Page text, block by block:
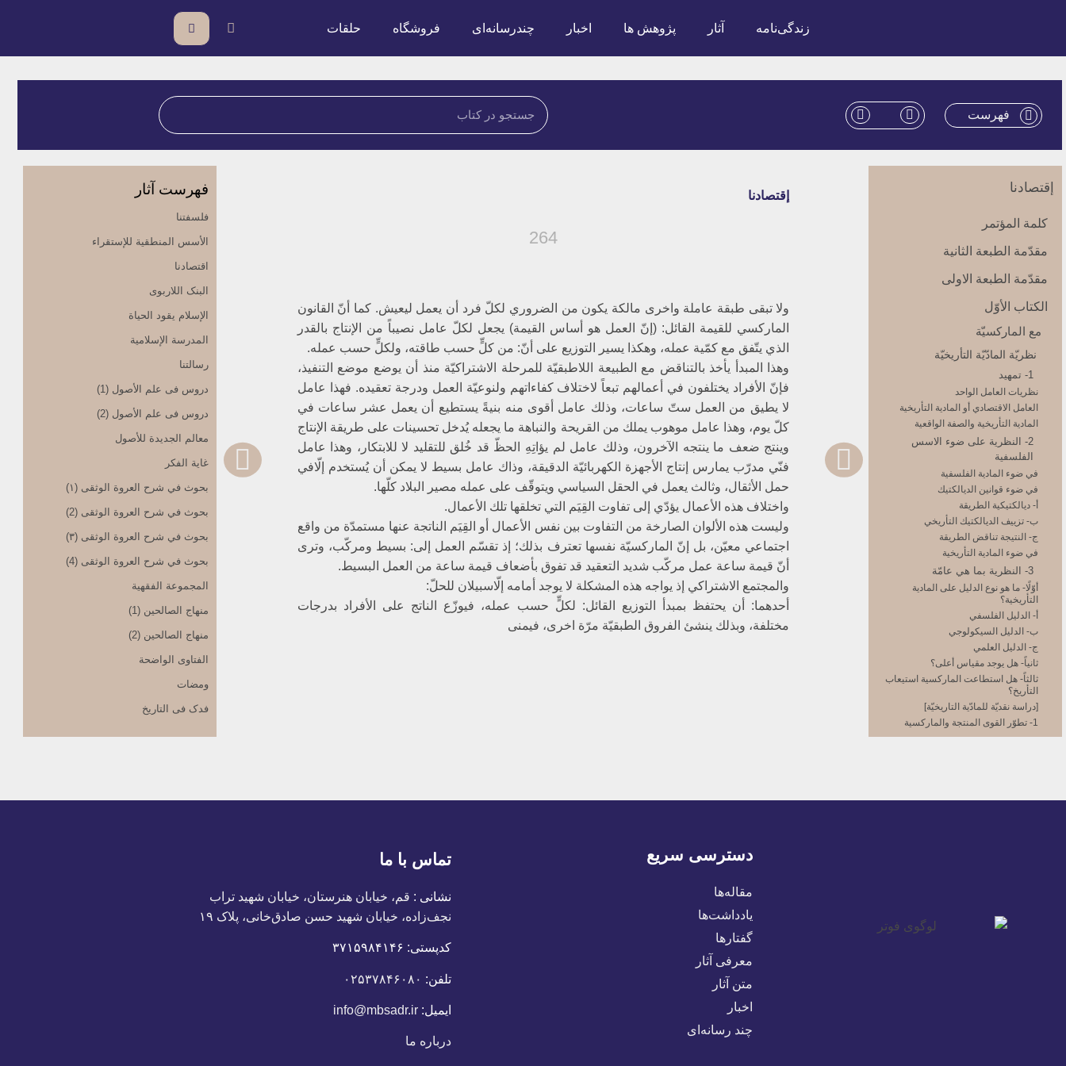
زندگی‌نامه آثار پژوهش ها اخبار چندرسانه‌ای فروشگاه حلقات
فهرست
إقتصادنا
كلمة المؤتمر
مقدّمة الطبعة الثانية
مقدّمة الطبعة الاولى‏
الكتاب الأوّل‏
مع الماركسيّة
نظريّة المادّيّة التأريخيّة
1- تمهيد
نظريات العامل الواحد
العامل الاقتصادي أو المادية التأريخية
المادية التأريخية والصفة الواقعية
2- النظرية على ضوء الاسس
الفلسفية
في ضوء المادية الفلسفية
في ضوء قوانين الديالكتيك
أ- ديالكتيكية الطريقة
ب- تزييف الديالكتيك التأريخي
ج- النتيجة تناقض الطريقة
في ضوء المادية التأريخية
3- النظرية بما هي عامّة
أوّلًا- ما هو نوع الدليل على المادية
التأريخية؟
أ- الدليل الفلسفي
ب- الدليل السيكولوجي
ج- الدليل العلمي
ثانياً- هل يوجد مقياس أعلى؟
ثالثاً- هل استطاعت الماركسية استيعاب
التأريخ؟
[دراسة نقديّة للمادّية التاريخيّة]
1- تطوّر القوى المنتجة والماركسية
2- الفكر والماركسية
3- الطبقيّة الماركسيّة
ما هو نقيض المجتمع الشيوعي؟
إقتصادنا
264
ولا تبقى طبقة عاملة واخرى مالكة يكون من الضروري لكلّ فرد أن يعمل ليعيش. كما أنّ القانون
الماركسي للقيمة القائل: (إنّ العمل هو أساس القيمة) يجعل لكلّ عامل نصيباً من الإنتاج بالقدر
الذي يتّفق مع كمّية عمله، وهكذا يسير التوزيع على أنّ: من كلٍّ حسب طاقته، ولكلٍّ حسب عمله.
وهذا المبدأ يأخذ بالتناقض مع الطبيعة اللاطبقيّة للمرحلة الاشتراكيّة منذ أن يوضع موضع التنفيذ،
فإنّ الأفراد يختلفون في أعمالهم تبعاً لاختلاف كفاءاتهم ولنوعيّة العمل ودرجة تعقيده. فهذا عامل
لا يطيق من العمل ستّ ساعات، وذلك عامل أقوى منه بنيةً يستطيع أن يعمل عشر ساعات في
كلّ يوم، وهذا عامل موهوب يملك من القريحة والنباهة ما يجعله يُدخل تحسينات على طريقة الإنتاج
وينتج ضعف ما ينتجه الآخرون، وذلك عامل لم يؤاتِهِ الحظّ قد خُلق للتقليد لا للابتكار، وهذا عامل
فنّي مدرّب يمارس إنتاج الأجهزة الكهربائيّة الدقيقة، وذاك عامل بسيط لا يمكن أن يُستخدم إلّافي
حمل الأثقال، وثالث يعمل في الحقل السياسي ويتوقّف على عمله مصير البلاد كلّها.
واختلاف هذه الأعمال يؤدّي إلى تفاوت القِيَم التي تخلقها تلك الأعمال.
وليست هذه الألوان الصارخة من التفاوت بين نفس الأعمال أو القِيَم الناتجة عنها مستمدّة من واقع
اجتماعي معيّن، بل إنّ الماركسيّة نفسها تعترف بذلك؛ إذ تقسّم العمل إلى: بسيط ومركّب، وترى
أنّ قيمة ساعة عمل مركّب شديد التعقيد قد تفوق بأضعاف قيمة ساعة من العمل البسيط.
والمجتمع الاشتراكي إذ يواجه هذه المشكلة لا يوجد أمامه إلّاسبيلان للحلّ:
أحدهما: أن يحتفظ بمبدأ التوزيع القائل: لكلٍّ حسب عمله، فيوزّع الناتج على الأفراد بدرجات
مختلفة، وبذلك ينشئ الفروق الطبقيّة مرّة اخرى، فيمنى‏
فهرست آثار
فلسفتنا
الأسس المنطقیة للإستقراء
اقتصادنا
البنک اللاربوی
الإسلام یقود الحیاة
المدرسة الإسلامیة
رسالتنا
دروس فی علم الأصول (1)
دروس فی علم الأصول (2)
معالم الجدیدة للأصول
غایة الفکر
بحوث في شرح العروة الوثقی (۱)
بحوث في شرح العروة الوثقی (2)
بحوث في شرح العروة الوثقی (۳)
بحوث في شرح العروة الوثقی (4)
المجموعة الفقهیة
منهاج الصالحین (1)
منهاج الصالحین (2)
الفتاوی الواضحة
ومضات
فدک فی التاریخ
دسترسی سریع
مقاله‌ها
یادداشت‌ها
گفتارها
معرفی آثار
متن آثار
اخبار
چند رسانه‌ای
تماس با ما
نشانی : قم، خیابان هنرستان، خیابان شهید تراب
نجف‌زاده، خیابان شهید حسن صادق‌خانی، پلاک ١٩
کدپستی:
تلفن: ۰۲۵۳۷۸۴۶۰۸۰
ایمیل: info@mbsadr.ir
درباره ما